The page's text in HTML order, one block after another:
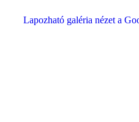
Lapozható galéria nézet a